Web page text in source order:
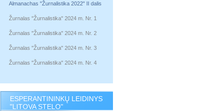
Almanachas "Žurnalistika 2022" II dalis
Žurnalas "Žurnalistika" 2024 m. Nr. 1
Žurnalas "Žurnalistika" 2024 m. Nr. 2
Žurnalas "Žurnalistika" 2024 m. Nr. 3
Žurnalas "Žurnalistika" 2024 m. Nr. 4
ESPERANTININKŲ LEIDINYS
"LITOVA STELO"